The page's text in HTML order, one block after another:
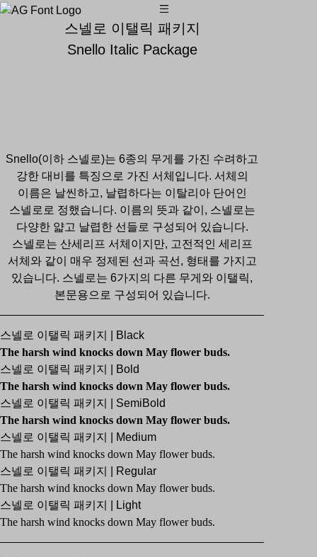
스넬로 이탤릭 패키지
Snello Italic Package
Snello(이하 스넬로)는 6종의 무게를 가진 수려하고
강한 대비를 특징으로 가진 서체입니다. 서체의
이름은 날씬하고, 날렵하다는 이탈리아 단어인
스넬로로 정했습니다. 이름의 뜻과 같이, 스넬로는
다양한 얇고 날렵한 선들로 구성되어 있습니다.
스넬로는 산세리프 서체이지만, 고전적인 세리프
서체와 같이 매우 정제된 선과 곡선, 형태를 가지고
있습니다. 스넬로는 6가지의 다른 무게와 이탤릭,
본문용으로 구성되어 있습니다.
스넬로 이탤릭 패키지 | Black
The harsh wind knocks down May flower buds.
스넬로 이탤릭 패키지 | Bold
The harsh wind knocks down May flower buds.
스넬로 이탤릭 패키지 | SemiBold
The harsh wind knocks down May flower buds.
스넬로 이탤릭 패키지 | Medium
The harsh wind knocks down May flower buds.
스넬로 이탤릭 패키지 | Regular
The harsh wind knocks down May flower buds.
스넬로 이탤릭 패키지 | Light
The harsh wind knocks down May flower buds.